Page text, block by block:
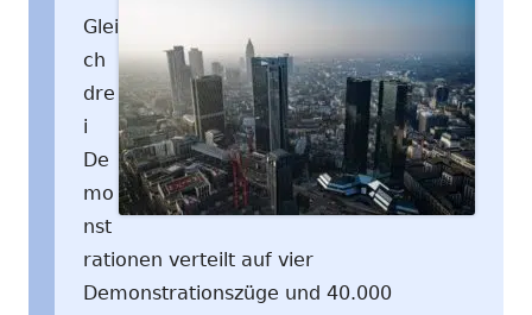
Glei
ch
dre
i
De
mo
nst
rationen verteilt auf vier
Demonstrationszüge und 40.000